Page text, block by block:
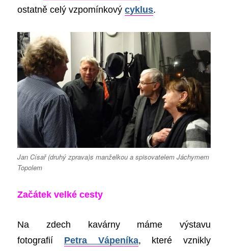
ostatně celý vzpomínkový cyklus.
Jan Císař (druhý zprava)s manželkou a spisovatelem Jáchymem
Topolem
Začátek velké cesty
Na zdech kavárny máme výstavu
fotografií
Petra Vápeníka, které vznikly